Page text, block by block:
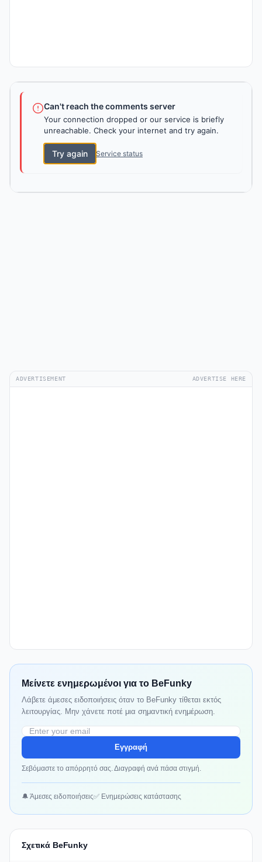
Can't reach the comments server
Your connection dropped or our service is briefly
unreachable. Check your internet and try again.
Try again Service status
ADVERTISEMENT ADVERTISE HERE
Μείνετε ενημερωμένοι για το BeFunky
Λάβετε άμεσες ειδοποιήσεις όταν το BeFunky τίθεται εκτός
λειτουργίας. Μην χάνετε ποτέ μια σημαντική ενημέρωση.
Εγγραφή
Σεβόμαστε το απόρρητό σας. Διαγραφή ανά πάσα στιγμή.
🔔 Άμεσες ειδοποιήσεις✅ Ενημερώσεις κατάστασης
Σχετικά BeFunky